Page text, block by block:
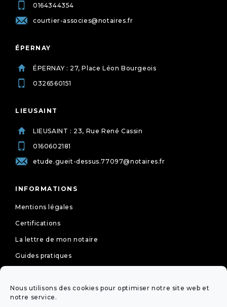
Nous utilisons des cookies pour optimiser notre site web et
notre service.
0164344354
courtier-associes@notaires.fr
ÉPERNAY
ÉPERNAY : 27, Place Léon Bourgeois
0326560151
LIEUSAINT
LIEUSAINT : 23, Rue René Cassin
0160602181
etude.gueit-dessus.77097@notaires.fr
INFORMATIONS
Mentions légales
Certifications
La lettre de mon notaire
Guides pratiques
Politique de cookies (UE)